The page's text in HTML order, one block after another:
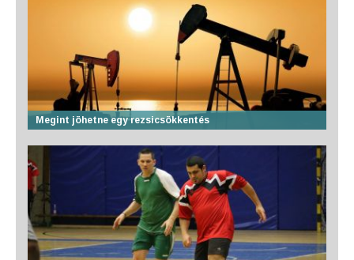
Megint jöhetne egy rezsicsökkentés